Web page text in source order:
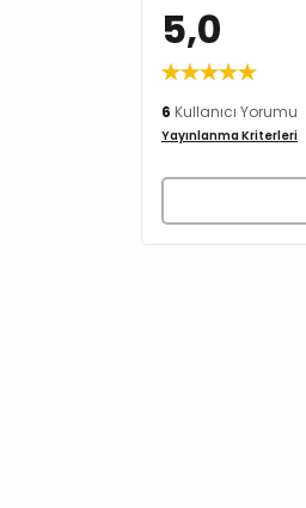
5,0
6 Kullanıcı Yorumu
Yayınlanma Kriterleri